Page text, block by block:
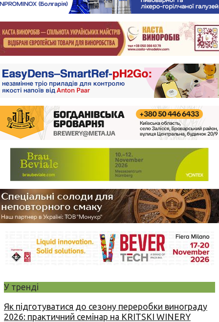
У тренді
Як підготуватися до сезону переробки винограду
2026: практичний семінар на KRITSKI WINERY